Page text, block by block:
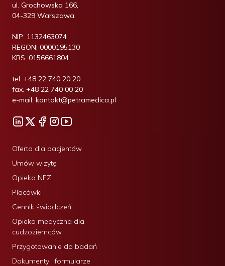
ul. Grochowska 166,
04-329 Warszawa
NIP: 1132463074
REGON: 0000195130
KRS: 0156661804
tel. +48 22 740 20 20
fax. +48 22 740 00 20
e-mail: kontakt@petramedica.pl
Oferta dla pacjentów
Umów wizytę
Opieka NFZ
Placówki
Cennik świadczeń
Opieka medyczna dla
cudzoziemców
Przygotowanie do badań
Dokumenty i formularze